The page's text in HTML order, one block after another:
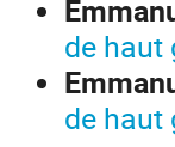
de haut
de haut